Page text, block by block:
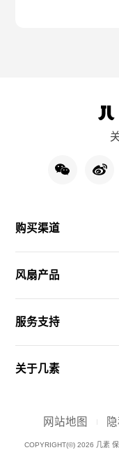
购买渠道
风扇产品
服务支持
关于几素
COPYRIGHT(©) 2026 几素 保
网站地图